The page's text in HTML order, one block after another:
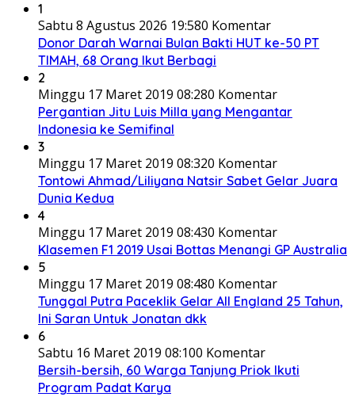
1
Sabtu 8 Agustus 2026 19:580 Komentar
Donor Darah Warnai Bulan Bakti HUT ke-50 PT
TIMAH, 68 Orang Ikut Berbagi
2
Minggu 17 Maret 2019 08:280 Komentar
Pergantian Jitu Luis Milla yang Mengantar
Indonesia ke Semifinal
3
Minggu 17 Maret 2019 08:320 Komentar
Tontowi Ahmad/Liliyana Natsir Sabet Gelar Juara
Dunia Kedua
4
Minggu 17 Maret 2019 08:430 Komentar
Klasemen F1 2019 Usai Bottas Menangi GP Australia
5
Minggu 17 Maret 2019 08:480 Komentar
Tunggal Putra Paceklik Gelar All England 25 Tahun,
Ini Saran Untuk Jonatan dkk
6
Sabtu 16 Maret 2019 08:100 Komentar
Bersih-bersih, 60 Warga Tanjung Priok Ikuti
Program Padat Karya